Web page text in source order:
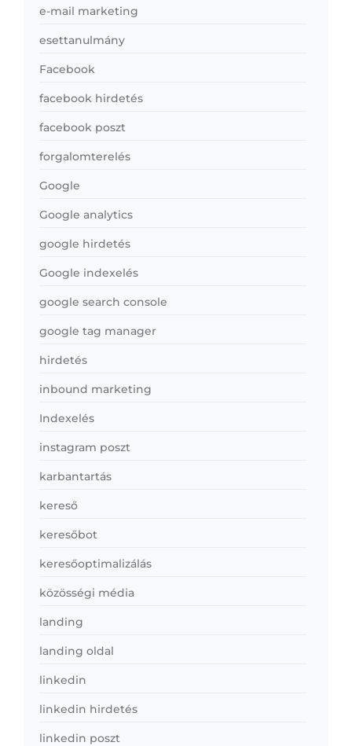
e-mail marketing
esettanulmány
Facebook
facebook hirdetés
facebook poszt
forgalomterelés
Google
Google analytics
google hirdetés
Google indexelés
google search console
google tag manager
hirdetés
inbound marketing
Indexelés
instagram poszt
karbantartás
kereső
keresőbot
keresőoptimalizálás
közösségi média
landing
landing oldal
linkedin
linkedin hirdetés
linkedin poszt